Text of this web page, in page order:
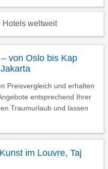
Hotels weltweit
von Oslo bis Kap
Preisvergleich und erhalten
entsprechend Ihrer
Traumurlaub und lassen
im Louvre, Taj